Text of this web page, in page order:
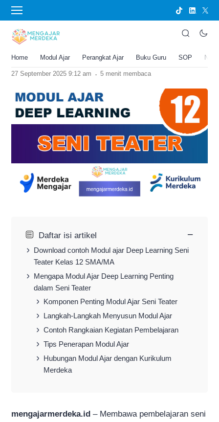
Home Modul Ajar Perangkat Ajar Buku Guru SOP
BERANDA
Modul Ajar Deep Learning Seni Teater
Kelas 12 SMA/MA
Joko Umbaran
27 September 2025 9:12 am . 5 menit membaca
Daftar isi artikel −
Download contoh Modul ajar Deep Learning Seni
Teater Kelas 12 SMA/MA
Mengapa Modul Ajar Deep Learning Penting
dalam Seni Teater
Komponen Penting Modul Ajar Seni Teater
Langkah-Langkah Menyusun Modul Ajar
Contoh Rangkaian Kegiatan Pembelajaran
Tips Penerapan Modul Ajar
Hubungan Modul Ajar dengan Kurikulum
Merdeka
mengajarmerdeka.id – Membawa pembelajaran seni